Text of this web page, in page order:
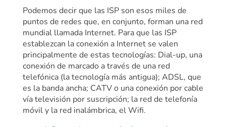
Podemos decir que las ISP son esos miles de
puntos de redes que, en conjunto, forman una red
mundial llamada Internet. Para que las ISP
establezcan la conexión a Internet se valen
principalmente de estas tecnologías: Dial-up, una
conexión de marcado a través de una red
telefónica (la tecnología más antigua); ADSL, que
es la banda ancha; CATV o una conexión por cable
vía televisión por suscripción; la red de telefonía
móvil y la red inalámbrica, el Wifi.